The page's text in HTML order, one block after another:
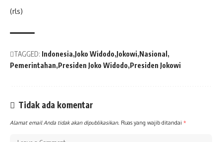
(rls)
TAGGED: Indonesia Joko Widodo Jokowi Nasional
Pemerintahan Presiden Joko Widodo Presiden Jokowi
Tidak ada komentar
Alamat email Anda tidak akan dipublikasikan. Ruas yang wajib ditandai *